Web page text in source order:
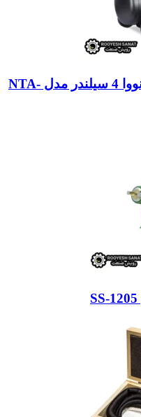
کمپرسور باد سایلنت 50 لیتری نووا 4 سیلندر مدل NTA-